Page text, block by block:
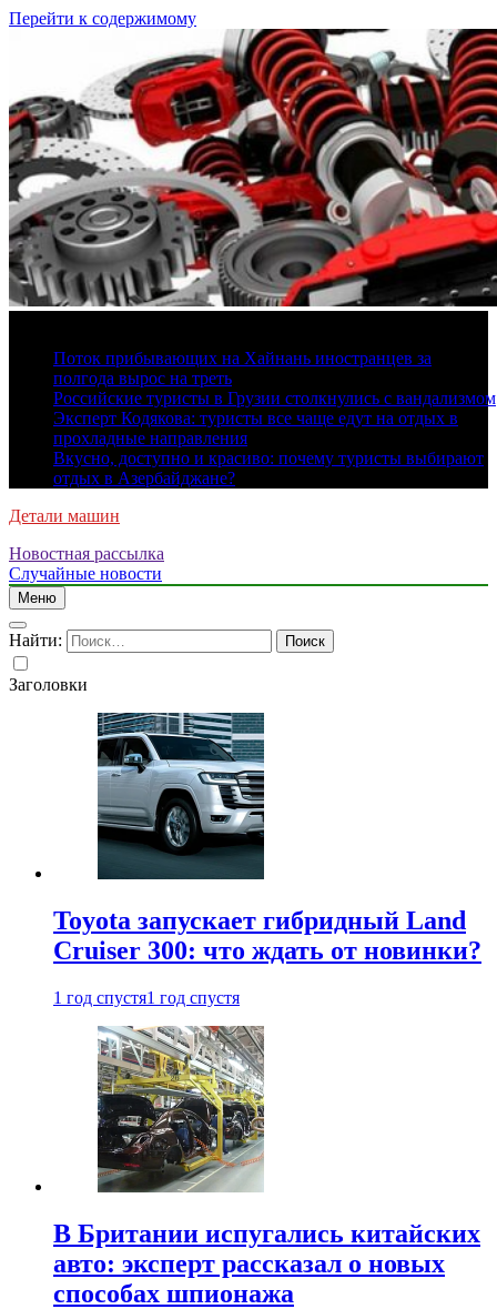
Перейти к содержимому
Поток прибывающих на Хайнань иностранцев за
полгода вырос на треть
Российские туристы в Грузии столкнулись с вандализмом
Эксперт Кодякова: туристы все чаще едут на отдых в
прохладные направления
Вкусно, доступно и красиво: почему туристы выбирают
отдых в Азербайджане?
Детали машин
Новостная рассылка
Случайные новости
Меню
Найти:
Заголовки
Toyota запускает гибридный Land
Cruiser 300: что ждать от новинки?
1 год спустя1 год спустя
В Британии испугались китайских
авто: эксперт рассказал о новых
способах шпионажа